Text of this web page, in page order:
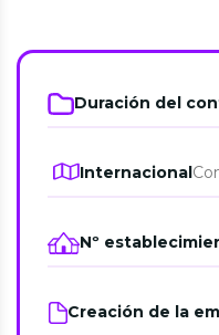
Duración del
Internacional
Nº
Creación de la